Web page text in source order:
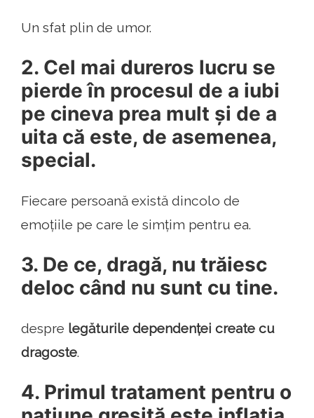
Un sfat plin de umor.
2. Cel mai dureros lucru se
pierde în procesul de a iubi
pe cineva prea mult și de a
uita că este, de asemenea,
special.
Fiecare persoană există dincolo de
emoțiile pe care le simțim pentru ea.
3. De ce, dragă, nu trăiesc
deloc când nu sunt cu tine.
despre legăturile dependenței create cu
dragoste.
4. Primul tratament pentru o